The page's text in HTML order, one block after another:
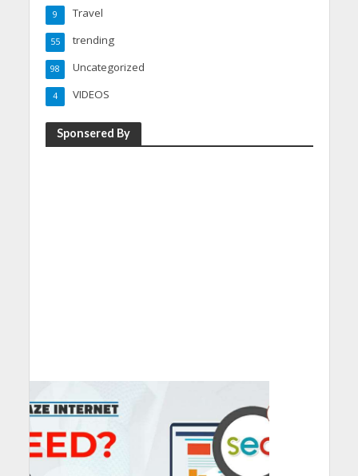
Travel
9
trending
55
Uncategorized
98
VIDEOS
4
Sponsered By